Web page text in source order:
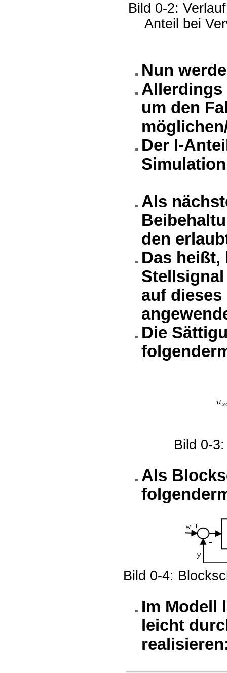
Bild 0-2:
Anteil bei
Nun
Allerdings
um den
Der I-
Als
den
Das heißt,
auf
Die
Bild 0-
Als
Bild 0-4:
Im Modell
leicht